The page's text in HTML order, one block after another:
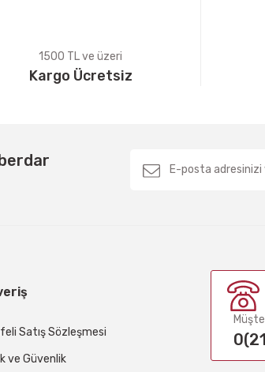
1500 TL ve üzeri
Kargo Ücretsiz
Satış Sözleşmesi
ve Güvenlik